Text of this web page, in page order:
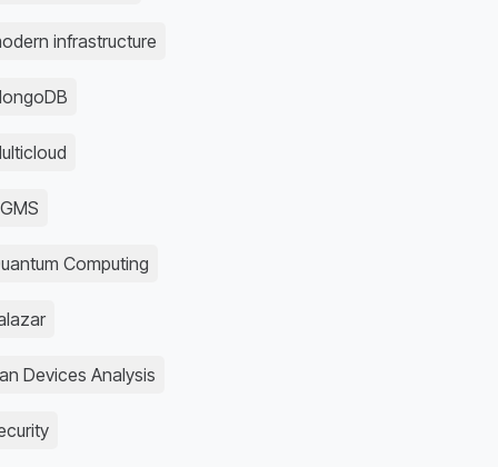
infrastructure
Computing
Devices Analysis